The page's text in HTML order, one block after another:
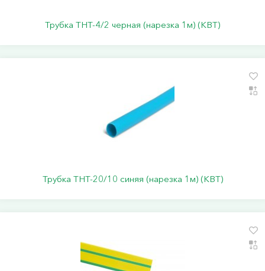
Трубка ТНТ-4/2 черная (нарезка 1м) (КВТ)
Трубка ТНТ-20/10 синяя (нарезка 1м) (КВТ)